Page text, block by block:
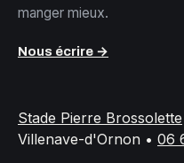
manger mieux.
Nous écrire →
Stade Pierre Brossolette
Villenave-d'Ornon • 06